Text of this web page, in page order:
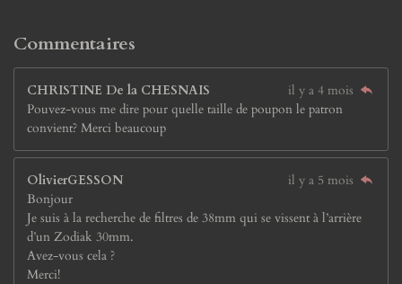
Commentaires
CHRISTINE De la CHESNAIS
il y a 4 mois
Pouvez-vous me dire pour quelle taille de poupon le patron
convient? Merci beaucoup
OlivierGESSON
il y a 5 mois
Bonjour
Je suis à la recherche de filtres de 38mm qui se vissent à l’arrière
d’un Zodiak 30mm.
Avez-vous cela ?
Merci!